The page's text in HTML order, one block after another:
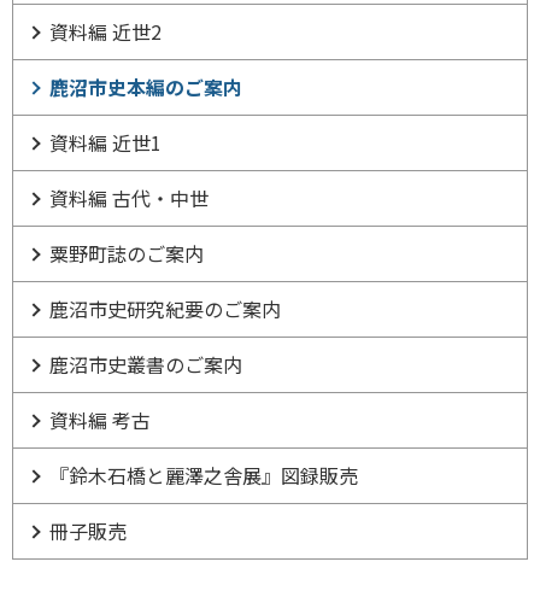
資料編 近世2
鹿沼市史本編のご案内
資料編 近世1
資料編 古代・中世
粟野町誌のご案内
鹿沼市史研究紀要のご案内
鹿沼市史叢書のご案内
資料編 考古
『鈴木石橋と麗澤之舎展』図録販売
冊子販売